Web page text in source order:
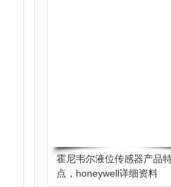
霍尼韦尔液位传感器产品
点，honeywell详细资料